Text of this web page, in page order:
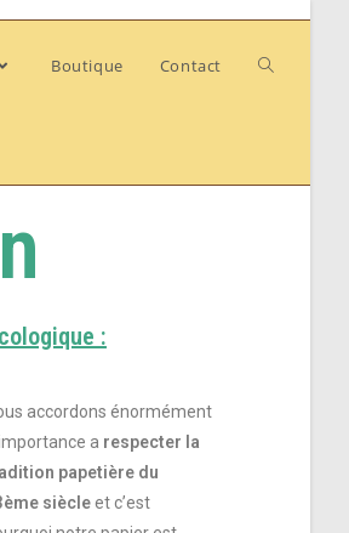
Boutique Contact
:
accordons énormément
a respecter la
papetière du
siècleet c’est